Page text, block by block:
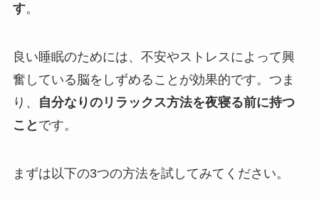
す。
良い睡眠のためには、不安やストレスによって興
奮している脳をしずめることが効果的です。つま
り、
自分なりのリラックス方法を夜寝る前に持つ
こと です。
まずは以下の3つの方法を試してみてください。